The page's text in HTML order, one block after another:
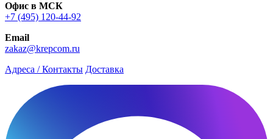
Офис в МСК
+7 (495) 120-44-92
Email
zakaz@krepcom.ru
Адреса / Контакты Доставка